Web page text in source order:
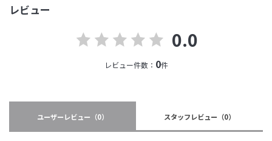
レビュー
0.0
レビュー件数： 0件
ユーザーレビュー （0） スタッフレビュー （0）